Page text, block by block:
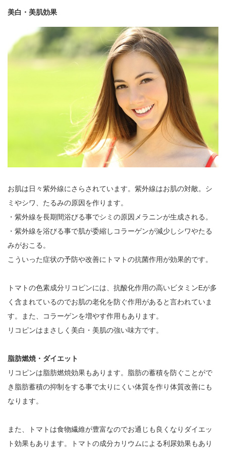
美白・美肌効果
お肌は日々紫外線にさらされています。紫外線はお肌の対敵。シ
ミやシワ、たるみの原因を作ります。
・紫外線を長期間浴びる事でシミの原因メラニンが生成される。
・紫外線を浴びる事で肌が委縮しコラーゲンが減少しシワやたる
みがおこる。
こういった症状の予防や改善にトマトの抗菌作用が効果的です。
トマトの色素成分リコピンには、抗酸化作用の高いビタミンEが多
く含まれているのでお肌の老化を防ぐ作用があると言われていま
す。また、コラーゲンを増やす作用もあります。
リコピンはまさしく美白・美肌の強い味方です。
脂肪燃焼・ダイエット
リコピンは脂肪燃焼効果もあります。脂肪の蓄積を防ぐことがで
き脂肪蓄積の抑制をする事で太りにくい体質を作り体質改善にも
なります。
また、トマトは食物繊維が豊富なのでお通じも良くなりダイエッ
ト効果もあります。トマトの成分カリウムによる利尿効果もあり